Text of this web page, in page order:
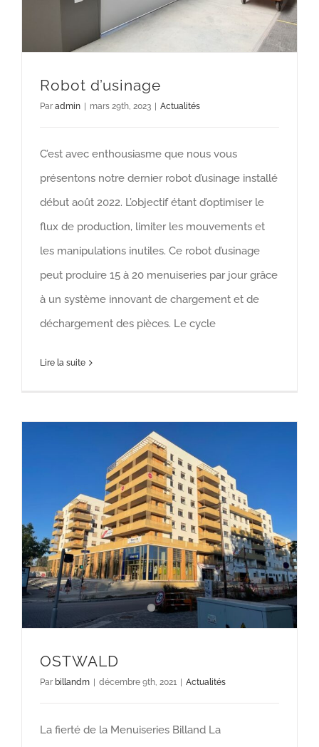
Robot d’usinage
Par admin mars 29th, 2023 Actualités
C’est avec enthousiasme que nous vous
présentons notre dernier robot d’usinage installé
début août 2022. L’objectif étant d’optimiser le
flux de production, limiter les mouvements et
les manipulations inutiles. Ce robot d’usinage
peut produire 15 à 20 menuiseries par jour grâce
à un système innovant de chargement et de
déchargement des pièces. Le cycle
Lire la suite
OSTWALD
Par billandm décembre 9th, 2021 Actualités
La fierté de la Menuiseries Billand La